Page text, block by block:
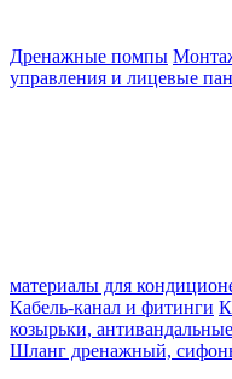
Дренажные помпы
управления и лицевые
материалы для
Кабель-канал и фитинги
козырьки,
Шланг дренажный,